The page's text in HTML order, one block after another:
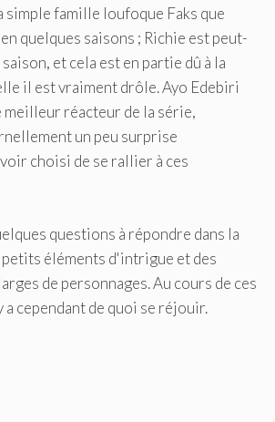
simple famille loufoque Faks que
quelques saisons ; Richie est peut-
et cela est en partie dû à la
il est vraiment drôle. Ayo Edebiri
réacteur de la série,
un peu surprise
choisi de se rallier à ces
questions à répondre dans la
éléments d'intrigue et des
de personnages. Au cours de ces
a cependant de quoi se réjouir.